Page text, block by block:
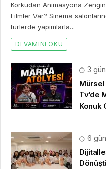
Korkudan Animasyona
Filmler Var? Sinema
türlerde yapımlarla...
DEVAMINI OKU
3
Mürsel
Tv’de
Konuk
6